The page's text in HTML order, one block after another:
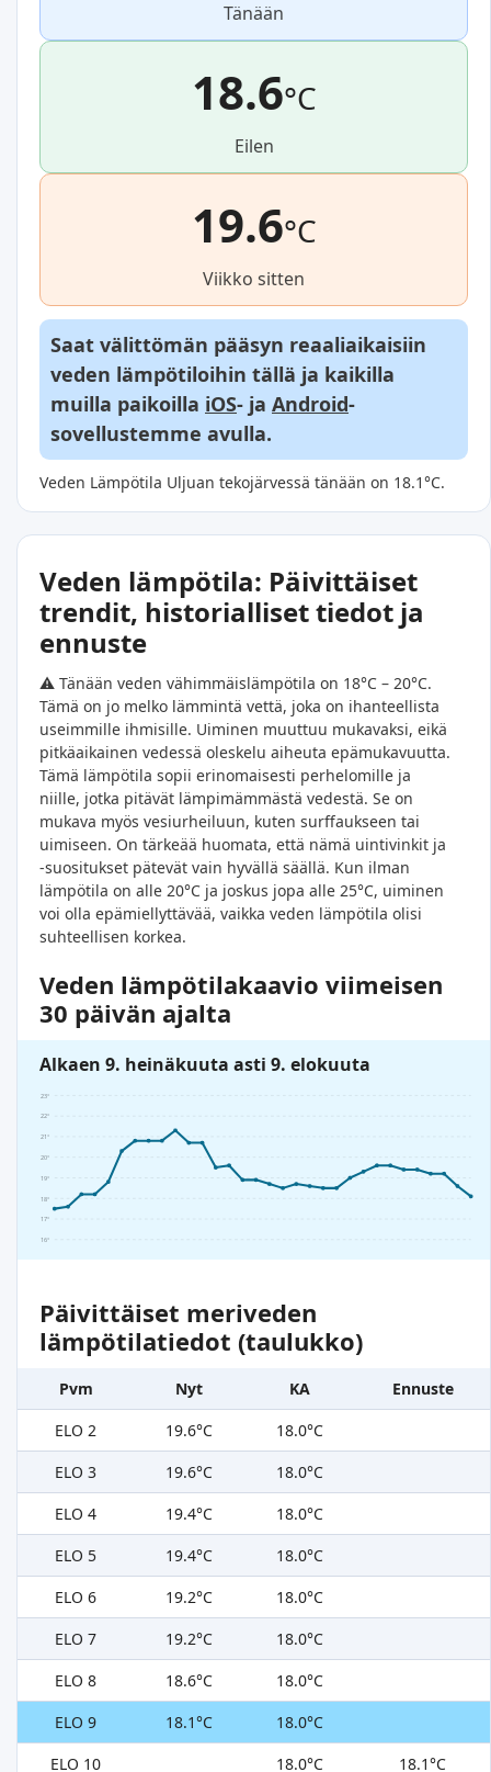
Tänään
18.6°C
Eilen
19.6°C
Viikko sitten
Saat välittömän pääsyn reaaliaikaisiin
veden lämpötiloihin tällä ja kaikilla
muilla paikoilla iOS- ja Android-
sovellustemme avulla.
Veden Lämpötila Uljuan tekojärvessä tänään on 18.1°C.
Veden lämpötila: Päivittäiset
trendit, historialliset tiedot ja
ennuste
⚠️ Tänään veden vähimmäislämpötila on 18°C – 20°C.
Tämä on jo melko lämmintä vettä, joka on ihanteellista
useimmille ihmisille. Uiminen muuttuu mukavaksi, eikä
pitkäaikainen vedessä oleskelu aiheuta epämukavuutta.
Tämä lämpötila sopii erinomaisesti perhelomille ja
niille, jotka pitävät lämpimämmästä vedestä. Se on
mukava myös vesiurheiluun, kuten surffaukseen tai
uimiseen. On tärkeää huomata, että nämä uintivinkit ja
-suositukset pätevät vain hyvällä säällä. Kun ilman
lämpötila on alle 20°C ja joskus jopa alle 25°C, uiminen
voi olla epämiellyttävää, vaikka veden lämpötila olisi
suhteellisen korkea.
Veden lämpötilakaavio viimeisen
30 päivän ajalta
Alkaen 9. heinäkuuta asti 9. elokuuta
16°
17°
18°
19°
20°
21°
22°
23°
Päivittäiset meriveden
lämpötilatiedot (taulukko)
Pvm Nyt KA
Ennuste
ELO 2
19.6°C
18.0°C
ELO 3
19.6°C
18.0°C
ELO 4
19.4°C
18.0°C
ELO 5
19.4°C
18.0°C
ELO 6
19.2°C
18.0°C
ELO 7
19.2°C
18.0°C
ELO 8
18.6°C
18.0°C
ELO 9
18.1°C
18.0°C
ELO 10
18.0°C 18.1°C